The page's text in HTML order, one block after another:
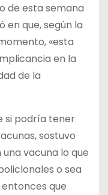
de esta semana
en que, según la
«esta
en la
de la
si podría tener
sostuvo
vacuna lo que
o sea
que